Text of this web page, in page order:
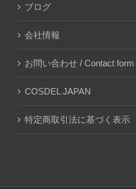
ブログ
会社情報
お問い合わせ / Contact form
COSDEL JAPAN
特定商取引法に基づく表示